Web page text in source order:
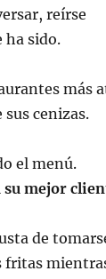
reírse
ha sido.
más
cenizas.
el menú.
su mejor
de